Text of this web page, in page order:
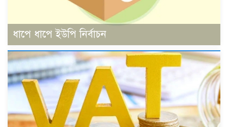
ধাপে ধাপে ইউপি নির্বাচন